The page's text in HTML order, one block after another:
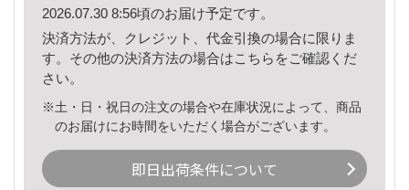
2026.07.30 8:56頃のお届け予定です。
決済方法が、クレジット、代金引換の場合に限りま
す。その他の決済方法の場合はこちら をご確認くだ
さい。
※土・日・祝日の注文の場合や在庫状況によって、商品
のお届けにお時間をいただく場合がございます。
即日出荷条件について